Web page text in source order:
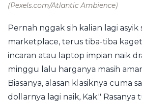
(Pexels.com/Atlantic Ambience)
Pernah nggak sih kalian lagi asyik
marketplace, terus tiba-tiba
incaran atau laptop impian naik
minggu lalu harganya masih
Biasanya, alasan klasiknya cuma
dollarnya lagi naik, Kak." Rasanya